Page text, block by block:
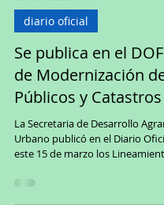
diario oficial
Se publica en el
de Modernización
Públicos y Catastros
La Secretaria de Desarrollo
Urbano publicó en el Diario
este 15 de marzo los